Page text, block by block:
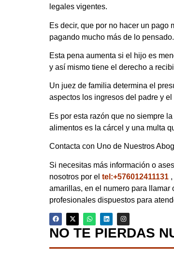
legales vigentes.
Es decir, que por no hacer un
pagando mucho más de lo pensado.
Esta pena aumenta si el hijo es
y así mismo tiene el derecho a
Un juez de familia determina el
aspectos los ingresos del padre y
Es por esta razón que no siempre
alimentos es la cárcel y una multa
Contacta con Uno de Nuestros
Si necesitas más información o
nosotros por el tel:+576012411131
amarillas, en el numero para
profesionales dispuestos para
NO TE PIERDAS